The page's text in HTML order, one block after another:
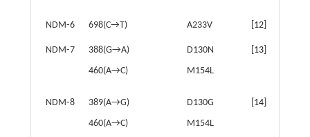
NDM⁃6 698(C→T) A233V 12]
NDM⁃7
388(G→A)
460(A→C)
D130N
M154L
13]
NDM⁃8
389(A→G)
460(A→C)
D130G
M154L
14]